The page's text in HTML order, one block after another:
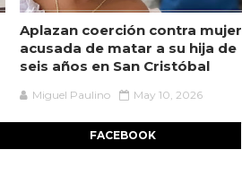
Aplazan coerción contra mujer
acusada de matar a su hija de
seis años en San Cristóbal
Miguel Paulino May 10, 2026
FACEBOOK